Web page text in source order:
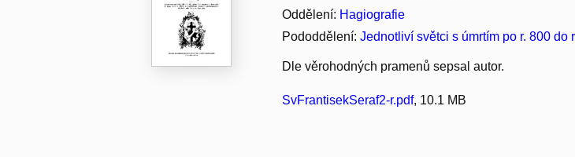
Oddělení: Hagiografie
Pododdělení:Jednotliví světci s úmrtím po r. 800 do
Dle věrohodných pramenů sepsal autor.
SvFrantisekSeraf2-r.pdf, 10.1 MB